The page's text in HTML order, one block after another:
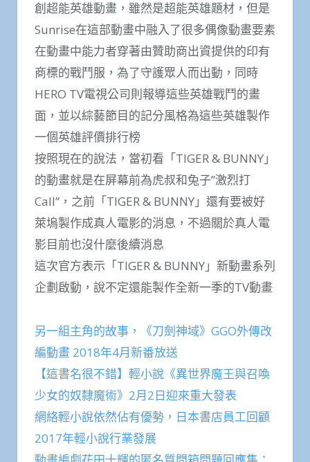
創超能英雄動畫，雖然是超能英雄題材，但是
Sunrise在這部動畫中融入了很多偶像動畫要素
在動畫中能力者穿著由贊助商出資提供的印有
商標的戰鬥服，為了守護眾人而出動，同時
HERO TV電視公司則報導這些英雄戰鬥的畫
面，並以綜藝節目的記分風格為這些英雄製作
一個英雄評價排行榜
按照現在的說法，當初看「TIGER & BUNNY」
的動畫就是在屏幕前為虎叔和兔子”激烈打
Call”，之前「TIGER & BUNNY」還有要被好
萊塢製作成真人電影的消息，不過關於真人電
影目前也沒什麼後續消息
這次官方表示「TIGER & BUNNY」新動畫系列
企劃啟動，說不定還能製作全新一季的TV動畫
另一組主角的故事，《刀劍神域》GGO外傳改
編動畫 2018年4月新番放送
【這書名很不錯】輕小說《異世界魔王與召喚
少女的奴隸魔術》2月2日迎來重大發表
網絡輕小說依然佔有優勢，日本書店員工回顧
2017年輕小說行業發展